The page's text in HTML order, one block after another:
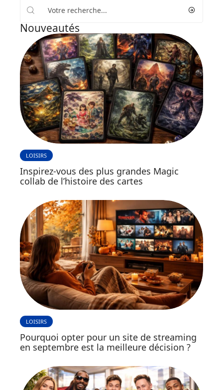
Nouveautés
LOISIRS
Inspirez-vous des plus grandes Magic
collab de l’histoire des cartes
LOISIRS
Pourquoi opter pour un site de streaming
en septembre est la meilleure décision ?